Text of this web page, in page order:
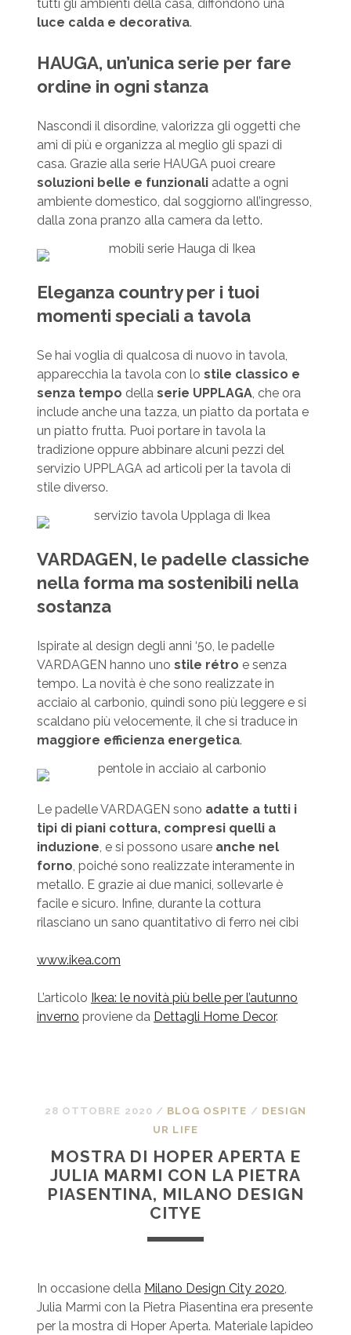
tutti gli ambienti della casa, diffondono una
luce calda e decorativa.
HAUGA, un’unica serie per fare
ordine in ogni stanza
Nascondi il disordine, valorizza gli oggetti che
ami di più e organizza al meglio gli spazi di
casa. Grazie alla serie HAUGA puoi creare
soluzioni belle e funzionaliadatte a ogni
ambiente domestico, dal soggiorno all’ingresso,
dalla zona pranzo alla camera da letto.
Eleganza country per i tuoi
momenti speciali a tavola
Se hai voglia di qualcosa di nuovo in tavola,
apparecchia la tavola con lo stile classico e
senza tempo della serie UPPLAGA, che ora
include anche una tazza, un piatto da portata e
un piatto frutta. Puoi portare in tavola la
tradizione oppure abbinare alcuni pezzi del
servizio UPPLAGA ad articoli per la tavola di
stile diverso.
VARDAGEN, le padelle classiche
nella forma ma sostenibili nella
sostanza
Ispirate al design degli anni ‘50, le padelle
VARDAGEN hanno uno stile rétro e senza
tempo. La novità è che sono realizzate in
acciaio al carbonio, quindi sono più leggere e si
scaldano più velocemente, il che si traduce in
maggiore efficienza energetica.
Le padelle VARDAGEN sono adatte a tutti i
tipi di piani cottura, compresi quelli a
induzione, e si possono usare anche nel
forno, poiché sono realizzate interamente in
metallo. E grazie ai due manici, sollevarle è
facile e sicuro. Infine, durante la cottura
rilasciano un sano quantitativo di ferro nei cibi
www.ikea.com
L’articolo Ikea: le novità più belle per l’autunno
inverno proviene da Dettagli Home Decor.
28 OTTOBRE 2020 / BLOG OSPITE / DESIGN
UR LIFE
MOSTRA DI HOPER APERTA E
JULIA MARMI CON LA PIETRA
PIASENTINA, MILANO DESIGN
CITYE
In occasione della Milano Design City 2020,
Julia Marmi con la Pietra Piasentina era presente
per la mostra di Hoper Aperta. Materiale lapideo